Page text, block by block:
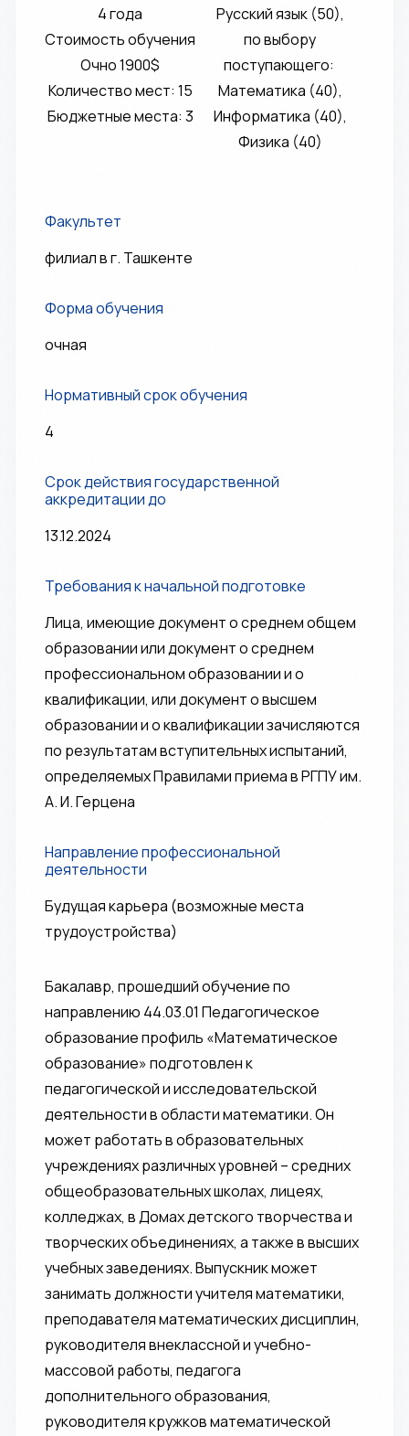
4 года
Стоимость обучения
Очно 1900$
Количество мест: 15
Бюджетные места: 3
Русский язык (50),
по выбору
поступающего:
Математика (40),
Информатика (40),
Физика (40)
Факультет
филиал в г. Ташкенте
Форма обучения
очная
Нормативный срок обучения
4
Срок действия государственной
аккредитации до
13.12.2024
Требования к начальной подготовке
Лица, имеющие документ о среднем общем
образовании или документ о среднем
профессиональном образовании и о
квалификации, или документ о высшем
образовании и о квалификации зачисляются
по результатам вступительных испытаний,
определяемых Правилами приема в РГПУ им.
А. И. Герцена
Направление профессиональной
деятельности
Будущая карьера (возможные места
трудоустройства)
Бакалавр, прошедший обучение по
направлению 44.03.01 Педагогическое
образование профиль «Математическое
образование» подготовлен к
педагогической и исследовательской
деятельности в области математики. Он
может работать в образовательных
учреждениях различных уровней – средних
общеобразовательных школах, лицеях,
колледжах, в Домах детского творчества и
творческих объединениях, а также в высших
учебных заведениях. Выпускник может
занимать должности учителя математики,
преподавателя математических дисциплин,
руководителя внеклассной и учебно-
массовой работы, педагога
дополнительного образования,
руководителя кружков математической